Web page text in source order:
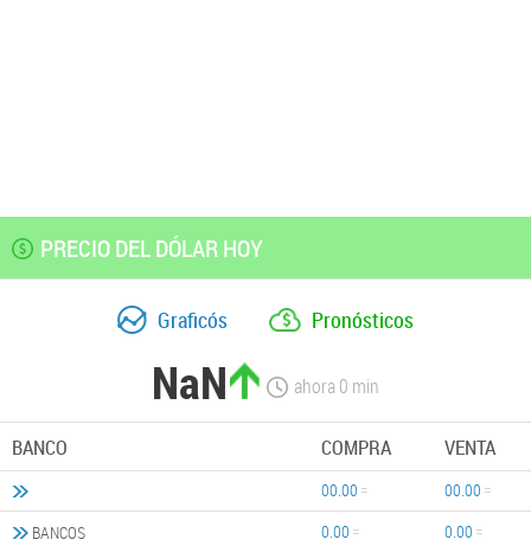
PRECIO DEL DÓLAR HOY
Graficós Pronósticos
NaN ahora0 min
BANCO COMPRA VENTA
00.00
00.00
BANCOS
0.00
0.00